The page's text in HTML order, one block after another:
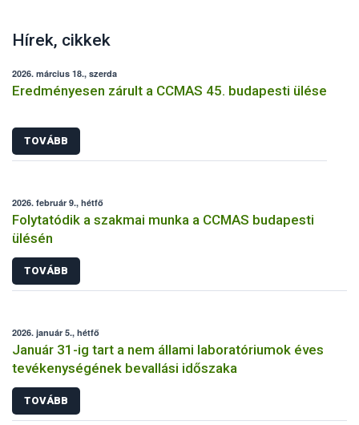
Hírek, cikkek
2026. március 18., szerda
Eredményesen zárult a CCMAS 45. budapesti ülése
TOVÁBB
2026. február 9., hétfő
Folytatódik a szakmai munka a CCMAS budapesti
ülésén
TOVÁBB
2026. január 5., hétfő
Január 31-ig tart a nem állami laboratóriumok éves
tevékenységének bevallási időszaka
TOVÁBB